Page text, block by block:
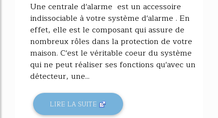
Une centrale d'alarme est un accessoire
indissociable à votre système d'alarme . En
effet, elle est le composant qui assure de
nombreux rôles dans la protection de votre
maison. C'est le véritable coeur du système
qui ne peut réaliser ses fonctions qu'avec un
détecteur, une...
LIRE LA SUITE